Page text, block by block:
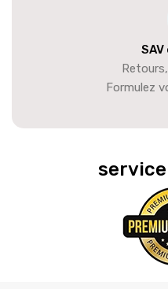
SAV
Formulez